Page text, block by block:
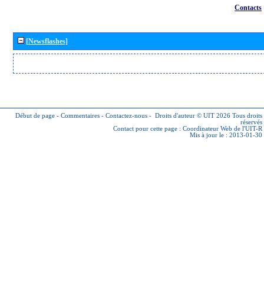
Contacts
[Newsflashes]
Début de page - Commentaires - Contactez-nous - Droits d'auteur © UIT 2026 Tous droits
réservés
Contact pour cette page : Coordinateur Web de l'UIT-R
Mis à jour le : 2013-01-30